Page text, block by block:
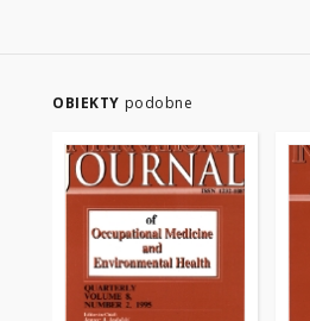
OBIEKTY podobne